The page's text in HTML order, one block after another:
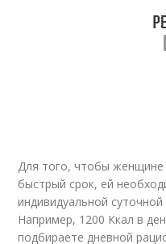
Для того, чтобы женщине
быстрый срок, ей
индивидуальной
Например, 1200 Ккал в
подбираете дневной